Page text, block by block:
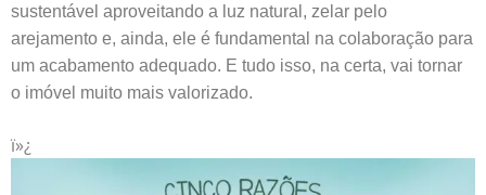
sustentável aproveitando a luz natural, zelar pelo
arejamento e, ainda, ele é fundamental na colaboração para
um acabamento adequado. E tudo isso, na certa, vai tornar
o imóvel muito mais valorizado.
ï»¿